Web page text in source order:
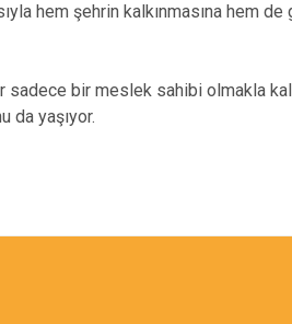
hem şehrin kalkınmasına hem de
bir meslek sahibi olmakla
da yaşıyor.